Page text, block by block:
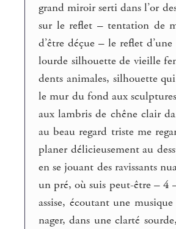
grand miroir serti dans l’or
sur le reflet – tentation de
d’être déçue – le reflet
lourde silhouette de vieille
dents animales, silhouette
le mur du fond aux
aux lambris de chêne clair
au beau regard triste me
planer délicieusement au
en se jouant des ravissants
un pré, où suis peut-être – 4
assise, écoutant une
nager, dans une clarté